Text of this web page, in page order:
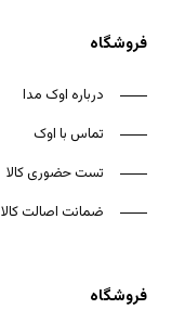
فروشگاه
درباره اوک مدا
تماس با اوک
تست حضوری کالا
ضمانت اصالت کالا
فروشگاه